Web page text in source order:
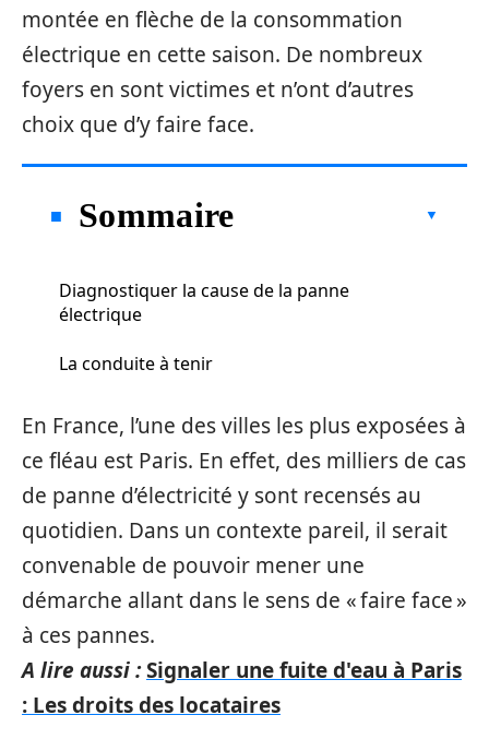
montée en flèche de la consommation
électrique en cette saison. De nombreux
foyers en sont victimes et n’ont d’autres
choix que d’y faire face.
Sommaire
Diagnostiquer la cause de la panne
électrique
La conduite à tenir
En France, l’une des villes les plus exposées à
ce fléau est Paris. En effet, des milliers de cas
de panne d’électricité y sont recensés au
quotidien. Dans un contexte pareil, il serait
convenable de pouvoir mener une
démarche allant dans le sens de « faire face »
à ces pannes.
A lire aussi :Signaler une fuite d'eau à Paris
: Les droits des locataires